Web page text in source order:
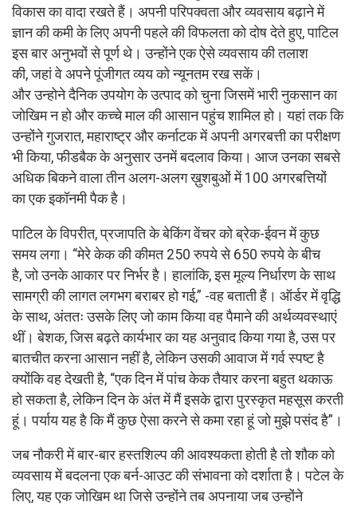
विकास का वादा रखते हैं। अपनी परिपक्वता और व्यवसाय बढ़ाने में
ज्ञान की कमी के लिए अपनी पहले की विफलता को दोष देते हुए, पाटिल
इस बार अनुभवों से पूर्ण थे। उन्होंने एक ऐसे व्यवसाय की तलाश
की, जहां वे अपने पूंजीगत व्यय को न्यूनतम रख सकें।
और उन्होने दैनिक उपयोग के उत्पाद को चुना जिसमें भारी नुकसान का
जोखिम न हो और कच्चे माल की आसान पहुंच शामिल हो। यहां तक कि
उन्होंने गुजरात, महाराष्ट्र और कर्नाटक में अपनी अगरबत्ती का परीक्षण
भी किया, फीडबैक के अनुसार उनमें बदलाव किया। आज उनका सबसे
अधिक बिकने वाला तीन अलग-अलग ख़ुशबुओं में 100 अगरबत्तियों
का एक इकॉनमी पैक है।
पाटिल के विपरीत, प्रजापति के बेकिंग वेंचर को ब्रेक-ईवन में कुछ
समय लगा। “मेरे केक की कीमत 250 रुपये से 650 रुपये के बीच
है, जो उनके आकार पर निर्भर है। हालांकि, इस मूल्य निर्धारण के साथ
सामग्री की लागत लगभग बराबर हो गई,” -वह बताती हैं। ऑर्डर में वृद्धि
के साथ, अंततः उसके लिए जो काम किया वह पैमाने की अर्थव्यवस्थाएं
थीं। बेशक, जिस बढ़ते कार्यभार का यह अनुवाद किया गया है, उस पर
बातचीत करना आसान नहीं है, लेकिन उसकी आवाज में गर्व स्पष्ट है
क्योंकि वह देखती है, “एक दिन में पांच केक तैयार करना बहुत थकाऊ
हो सकता है, लेकिन दिन के अंत में मैं इसके द्वारा पुरस्कृत महसूस करती
हूं। पर्याय यह है कि मैं कुछ ऐसा करने से कमा रहा हूं जो मुझे पसंद है”।
जब नौकरी में बार-बार हस्तशिल्प की आवश्यकता होती है तो शौक को
व्यवसाय में बदलना एक बर्न-आउट की संभावना को दर्शाता है। पटेल के
लिए, यह एक जोखिम था जिसे उन्होंने तब अपनाया जब उन्होंने